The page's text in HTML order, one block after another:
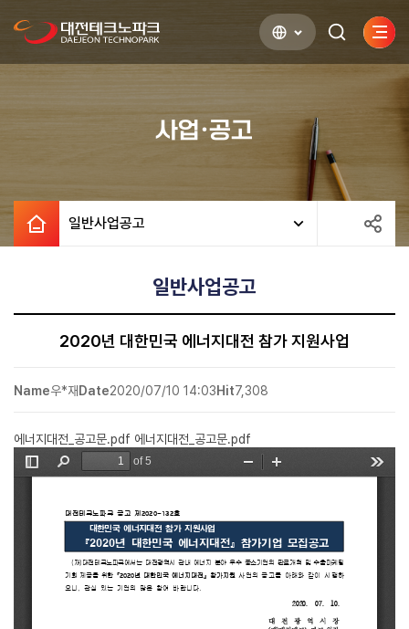
검색하기사이
열기
사업·공고
일반사업공고
일반사업공고
2020년 대한민국 에너지대전 참가 지원사업
Name우*재 Date2020/07/10 14:03Hit7,308
에너지대전_공고문.pdf 에너지대전_공고문.pdf